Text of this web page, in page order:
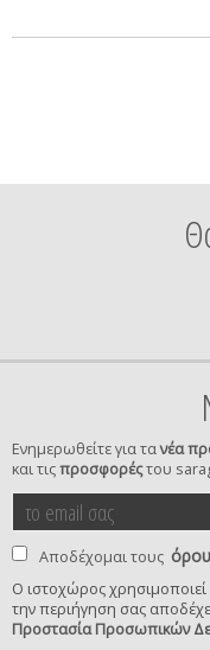
Ενημερωθείτε για τανέα
και τιςπροσφορέςτου
το
email
σας
Αποδέχομαι τους
Ο ιστοχώρος χρησιμοποιεί
την περιήγηση σας
Προστασία Προσωπικών